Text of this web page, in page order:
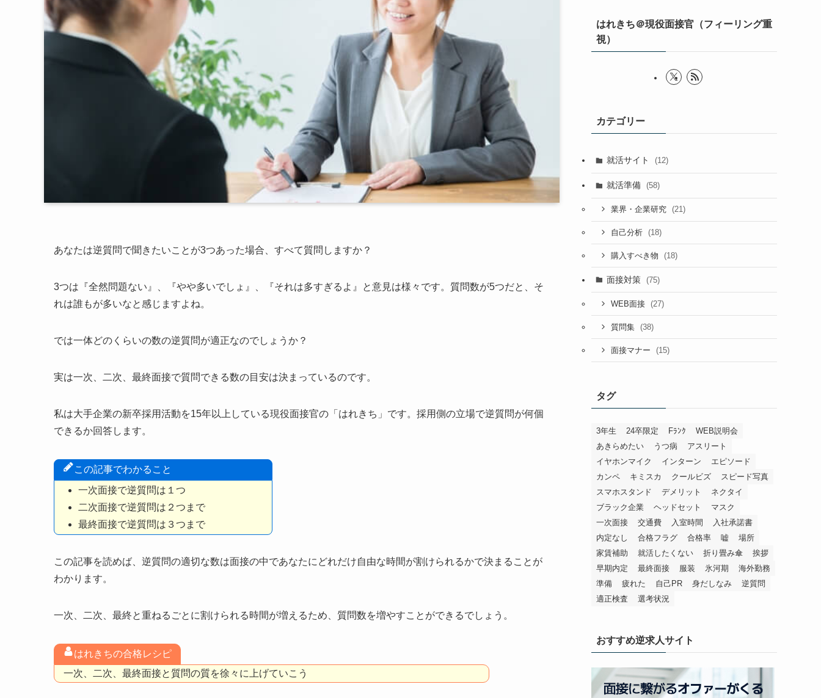
あなたは逆質問で聞きたいことが3つあった場合、すべて質問しますか？
3つは『全然問題ない』、『やや多いでしょ』、『それは多すぎるよ』と意見は様々です。質問数が5つだと、そ
れは誰もが多いなと感じますよね。
では一体どのくらいの数の逆質問が適正なのでしょうか？
実は一次、二次、最終面接で質問できる数の目安は決まっているのです。
私は大手企業の新卒採用活動を15年以上している現役面接官の「はれきち」です。採用側の立場で逆質問が何個
できるか回答します。
この記事でわかること
一次面接で逆質問は１つ
二次面接で逆質問は２つまで
最終面接で逆質問は３つまで
この記事を読めば、逆質問の適切な数は面接の中であなたにどれだけ自由な時間が割けられるかで決まることが
わかります。
一次、二次、最終と重ねるごとに割けられる時間が増えるため、質問数を増やすことができるでしょう。
はれきちの合格レシピ
一次、二次、最終面接と質問の質を徐々に上げていこう
はれきち＠現役面接官（フィーリング重
視）
カテゴリー
就活サイト (12)
就活準備 (58)
業界・企業研究 (21)
自己分析 (18)
購入すべき物 (18)
面接対策 (75)
WEB面接 (27)
質問集 (38)
面接マナー (15)
タグ
3年生 24卒限定 Fﾗﾝｸ
WEB説明会
あきらめたい
うつ病
アスリート
イヤホンマイク
インターン
エピソード
カンペ
キミスカ クールビズ
スピード写真
スマホスタンド
デメリット
ネクタイ
ブラック企業
ヘッドセット
マスク
一次面接
交通費 入室時間
入社承諾書
内定なし
合格フラグ 合格率 嘘
場所
家賃補助
就活したくない 折り畳み傘
挨拶
早期内定
最終面接 服装 氷河期
海外勤務
準備
疲れた 自己PR 身だしなみ
逆質問
適正検査
選考状況
おすすめ逆求人サイト